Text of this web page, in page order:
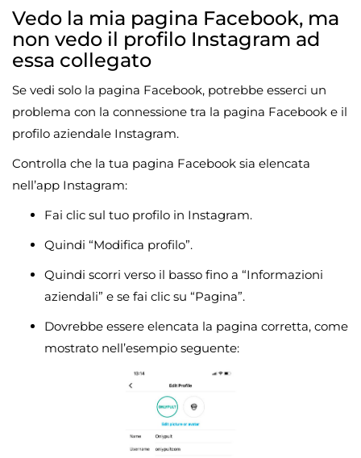
Vedo la mia pagina Facebook, ma
non vedo il profilo Instagram ad
essa collegato
Se vedi solo la pagina Facebook, potrebbe esserci un
problema con la connessione tra la pagina Facebook e il
profilo aziendale Instagram.
Controlla che la tua pagina Facebook sia elencata
nell’app Instagram:
Fai clic sul tuo profilo in Instagram.
Quindi “Modifica profilo”.
Quindi scorri verso il basso fino a “Informazioni
aziendali” e se fai clic su “Pagina”.
Dovrebbe essere elencata la pagina corretta, come
mostrato nell’esempio seguente: